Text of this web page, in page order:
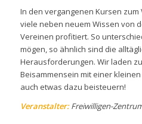
In den vergangenen Kursen
viele neben neuem Wissen von
Vereinen profitiert. So
mögen, so ähnlich sind die
Herausforderungen. Wir laden
Beisammensein mit einer
auch etwas dazu beisteuern!
Veranstalter:Freiwilligen-Zentrum